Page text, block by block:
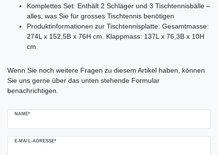
Komplettes Set: Enthält 2 Schläger und 3 Tischtennisbälle –
alles, was Sie für grosses Tischtennis benötigen
Produktinformationen zur Tischtennisplatte: Gesamtmasse:
274L x 152,5B x 76H cm. Klappmass: 137L x 76,3B x 10H
cm
Wenn Sie noch weitere Fragen zu diesem Artikel haben, können
Sie uns gerne über das unten stehende Formular
benachrichtigen.
NAME*
E-MAIL-ADRESSE*